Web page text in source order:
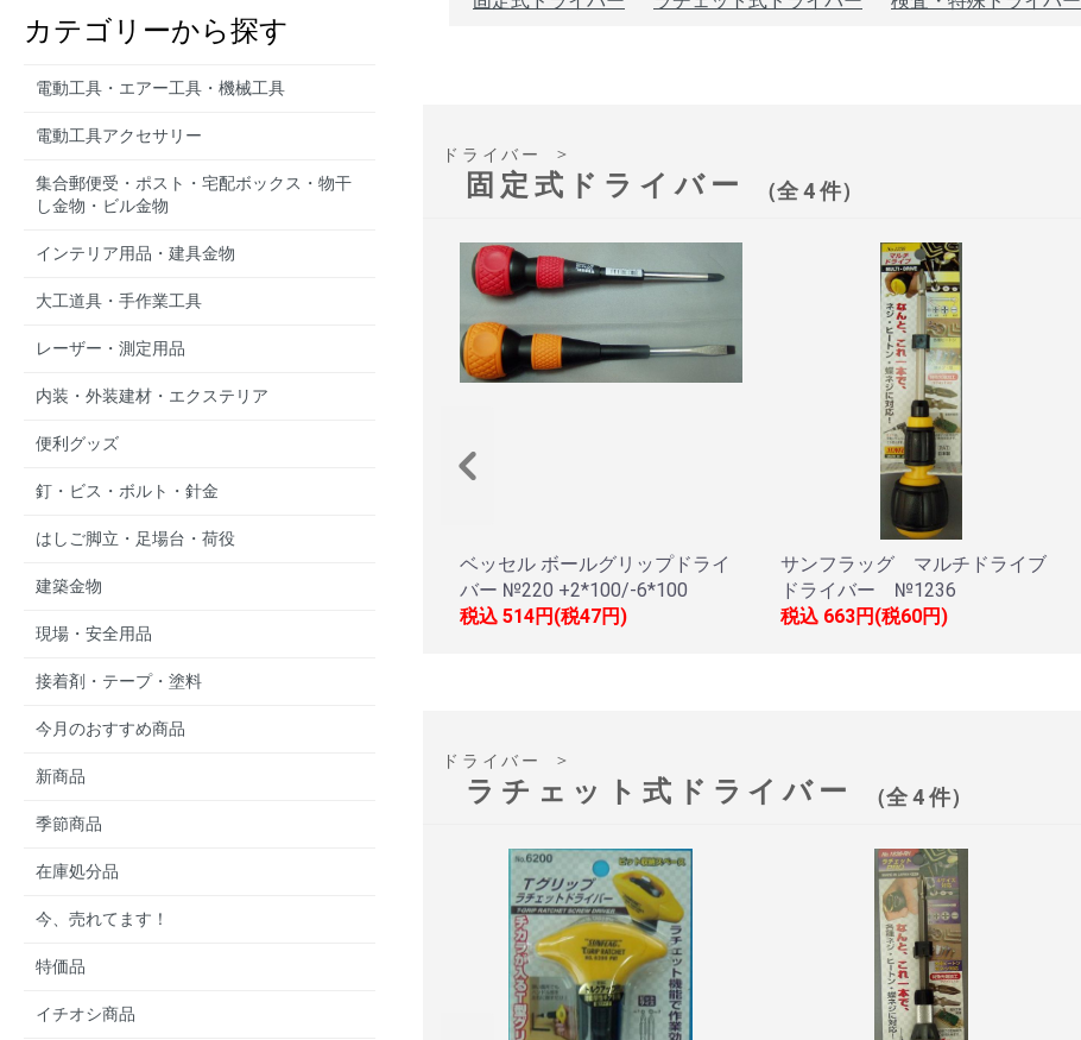
カテゴリーから探す
電動工具・エアー工具・機械工具
電動工具アクセサリー
集合郵便受・ポスト・宅配ボックス・物干
し金物・ビル金物
インテリア用品・建具金物
大工道具・手作業工具
レーザー・測定用品
内装・外装建材・エクステリア
便利グッズ
釘・ビス・ボルト・針金
はしご脚立・足場台・荷役
建築金物
現場・安全用品
接着剤・テープ・塗料
今月のおすすめ商品
新商品
季節商品
在庫処分品
今、売れてます！
特価品
イチオシ商品
ドライバー ＞
固定式ドライバー （全 4 件）
ベッセル ボールグリップドライ
バー №220 +2*100/-6*100
税込 514円(税47円)
サンフラッグ マルチドライブ
ドライバー №1236
税込 663円(税60円)
ドライバー ＞
ラチェット式ドライバー （全 4 件）